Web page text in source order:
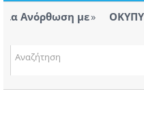
ΤΟΠΙΚΑ ΝΕΑ
Ανόρθωση με
ΟΚΥΠΥ:
για την πυρκαγιά στο
αυτές θα